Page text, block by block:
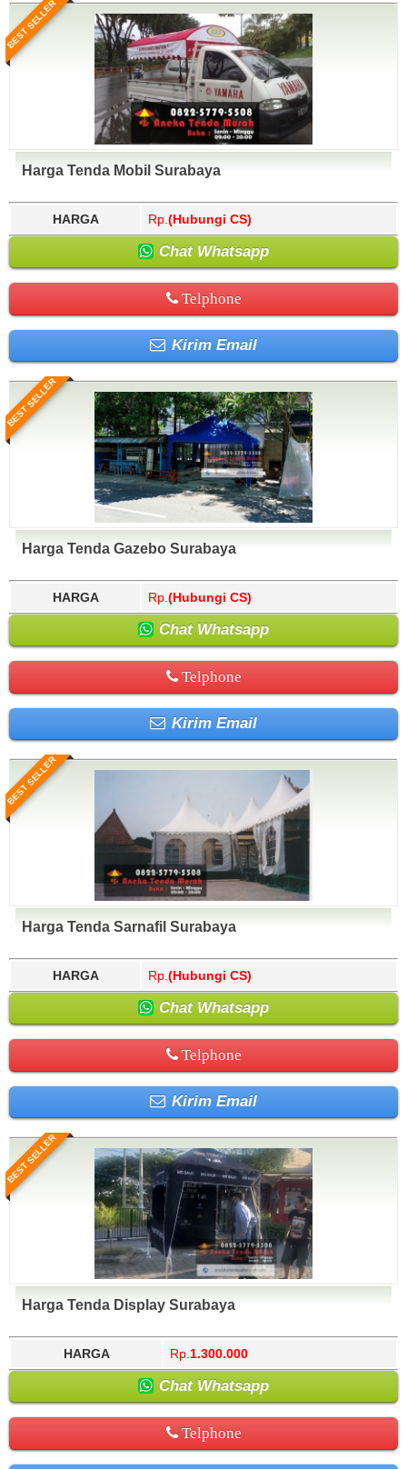
BEST SELLER
Harga Tenda Mobil Surabaya
HARGA Rp. (Hubungi CS)
Chat Whatsapp
Telphone
Kirim Email
BEST SELLER
Harga Tenda Gazebo Surabaya
HARGA Rp. (Hubungi CS)
Chat Whatsapp
Telphone
Kirim Email
BEST SELLER
Harga Tenda Sarnafil Surabaya
HARGA Rp. (Hubungi CS)
Chat Whatsapp
Telphone
Kirim Email
BEST SELLER
Harga Tenda Display Surabaya
HARGA Rp. 1.300.000
Chat Whatsapp
Telphone